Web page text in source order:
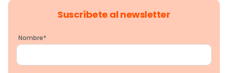
Suscríbete al newsletter
Nombre*